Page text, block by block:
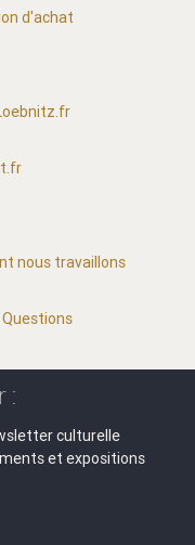
d'achat
nous travaillons
Questions
:
culturelle
et expositions